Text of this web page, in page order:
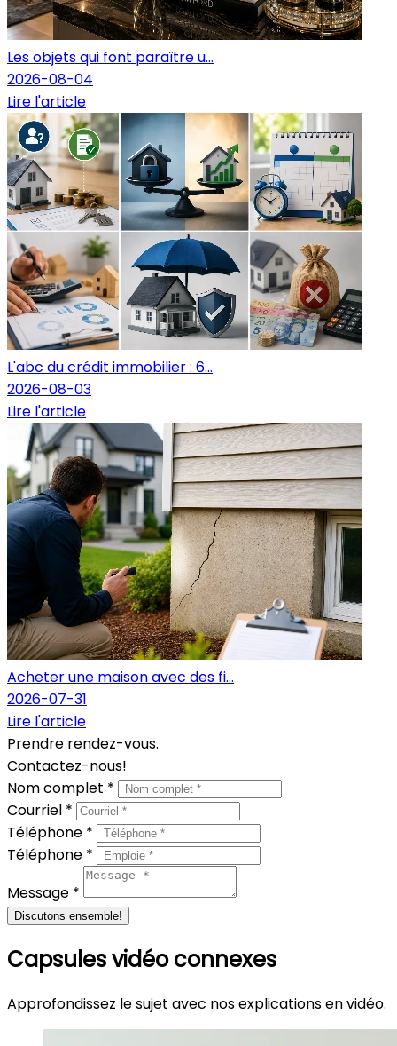
Les objets qui font paraître u...
2026-08-04
Lire l'article
L'abc du crédit immobilier : 6...
2026-08-03
Lire l'article
Acheter une maison avec des fi...
2026-07-31
Lire l'article
Prendre rendez-vous.
Contactez-nous!
Nom complet *
Courriel *
Téléphone *
Téléphone *
Message *
Discutons ensemble!
Capsules vidéo connexes
Approfondissez le sujet avec nos explications en vidéo.